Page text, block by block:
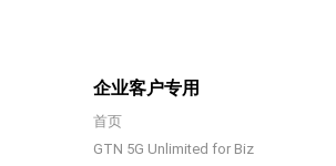
企业客户专用
首页
GTN 5G Unlimited for Biz